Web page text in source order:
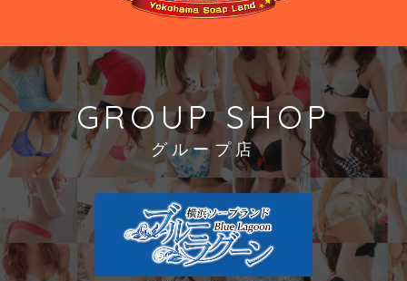
GROUP SHOP
グループ店